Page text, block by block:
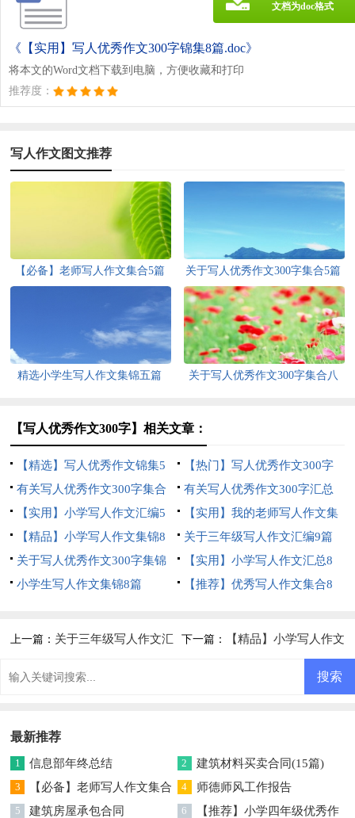
《【实用】写人优秀作文300字锦集8篇.doc》
将本文的Word文档下载到电脑，方便收藏和打印
推荐度：
文档为doc格式
写人作文图文推荐
【必备】老师写人作文集合5篇 关于写人优秀作文300字集合5篇
精选小学生写人作文集锦五篇
关于写人优秀作文300字集合八
【写人优秀作文300字】相关文章：
【精选】写人优秀作文锦集5
篇
【热门】写人优秀作文300字
锦集7篇
有关写人优秀作文300字集合
10篇
有关写人优秀作文300字汇总
八篇
【实用】小学写人作文汇编5
篇
【实用】我的老师写人作文集
合6篇
【精品】小学写人作文集锦8
篇
关于三年级写人作文汇编9篇
关于写人优秀作文300字集锦
六篇
【实用】小学写人作文汇总8
篇
小学生写人作文集锦8篇
【推荐】优秀写人作文集合8
上一篇： 关于三年级写人作文汇 下一篇： 【精品】小学写人作文
最新推荐
1 信息部年终总结 2 建筑材料买卖合同(15篇)
3
【必备】老师写人作文集合
5篇
4 师德师风工作报告
5 建筑房屋承包合同 6
【推荐】小学四年级优秀作